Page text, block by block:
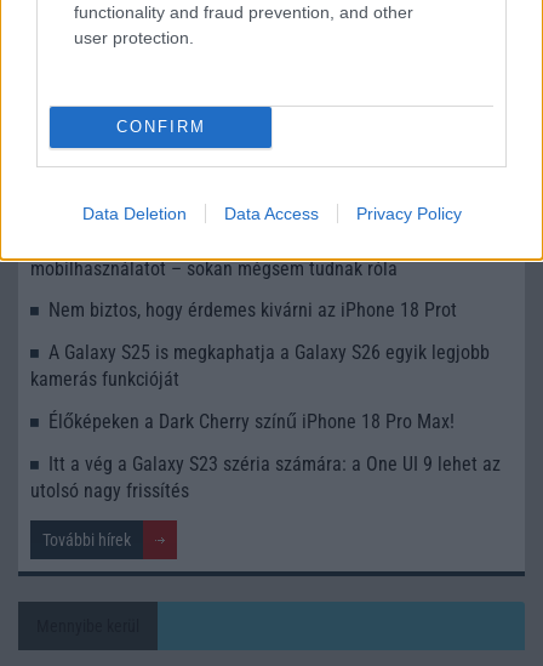
functionality and fraud prevention, and other
user protection.
CONFIRM
Data Deletion Data Access Privacy Policy
Számos népszerű Samsung Galaxy készülék kimarad a One
iPhone 18 bemutató dátum - ekkor rántja le a leplet az
Apple az új csúcsmobilokról
Az Android rejtett automatizmusai: hat funkció, amely
észrevétlenül könnyíti meg a mindennapokat
mobilhasználatot – sokan mégsem tudnak róla
Nem biztos, hogy érdemes kivárni az iPhone 18 Prot
A Galaxy S25 is megkaphatja a Galaxy S26 egyik legjobb
kamerás funkcióját
Élőképeken a Dark Cherry színű iPhone 18 Pro Max!
Itt a vég a Galaxy S23 széria számára: a One UI 9 lehet az
utolsó nagy frissítés
További hírek